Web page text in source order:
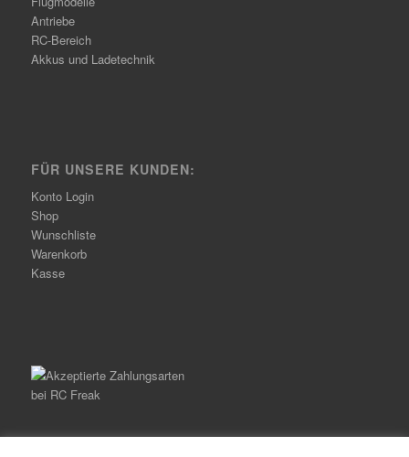
Antriebe
RC-Bereich
Akkus und Ladetechnik
FÜR UNSERE KUNDEN:
Konto Login
Shop
Wunschliste
Warenkorb
Kasse